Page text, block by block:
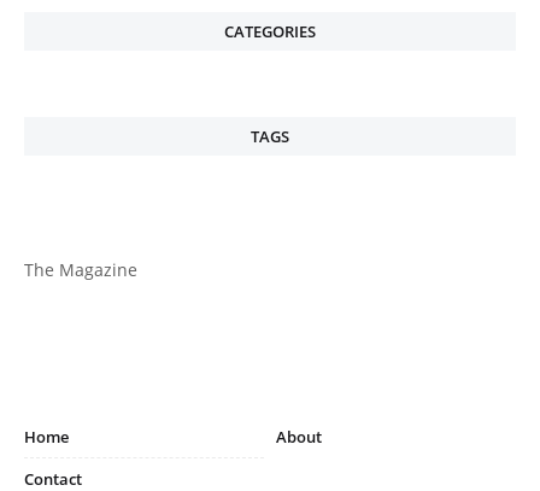
CATEGORIES
TAGS
The Magazine
Home
About
Contact